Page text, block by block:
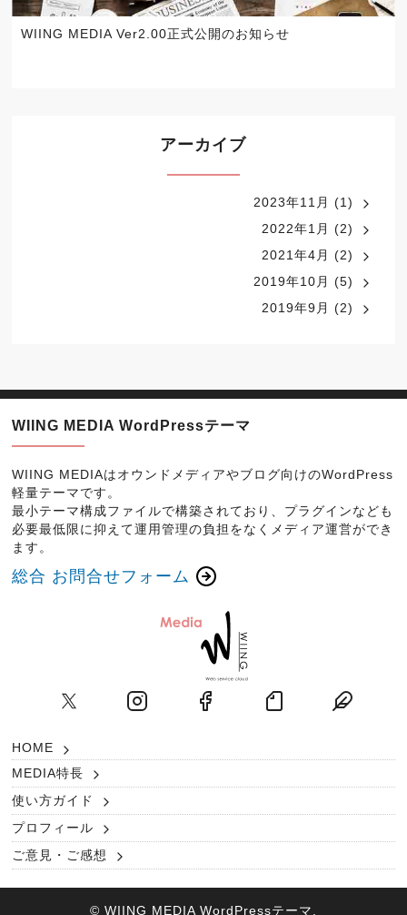
WIING MEDIA Ver2.00正式公開のお知らせ
アーカイブ
2023年11月 (1)
2022年1月 (2)
2021年4月 (2)
2019年10月 (5)
2019年9月 (2)
WIING MEDIA WordPressテーマ
WIING MEDIAはオウンドメディアやブログ向けのWordPress
軽量テーマです。
最小テーマ構成ファイルで構築されており、プラグインなども
必要最低限に抑えて運用管理の負担をなくメディア運営ができ
ます。
総合 お問合せフォーム
HOME
MEDIA特長
使い方ガイド
プロフィール
ご意見・ご感想
© WIING MEDIA WordPressテーマ